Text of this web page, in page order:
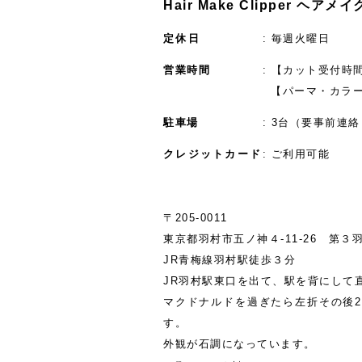
Hair Make Clipper ヘアメイ
定休日 毎週火曜日
営業時間
【カット受付時
【パーマ・カラ
駐車場 3台（要事前連
クレジットカード ご利用可能
〒205-0011
東京都羽村市五ノ神４-11‐26 第３
JR青梅線羽村駅徒歩３分
JR羽村駅東口を出て、駅を背にして
マクドナルドを過ぎたら左折その
す。
外観が石調になっています。